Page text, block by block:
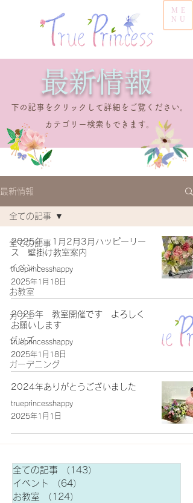
ME
NU
​最新情報
​下の記事をクリックして詳細をご覧ください。
​カテゴリー検索もできます。
最新情報
全ての記事
イベント
お教室
カフェ
グッズ
ガーデニング
全ての記事
2025年 1月2月3月ハッピーリー
ス 壁掛け教室案内
trueprincesshappy
2025年1月18日
2025年 教室開催です よろしく
お願いします
trueprincesshappy
2025年1月18日
2024年ありがとうございました
trueprincesshappy
2025年1月1日
全ての記事 （143）
イベント
（64）
お教室
（124）